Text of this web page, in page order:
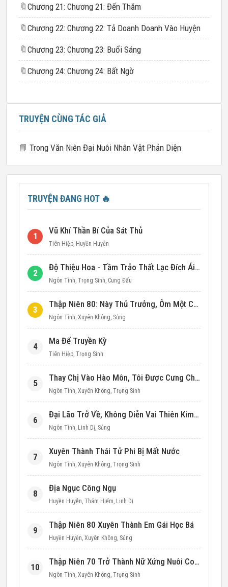
🔖 Chương 21: Chương 21: Đến Thăm
🔖 Chương 22: Chương 22: Tả Doanh Doanh Vào Huyện
🔖 Chương 23: Chương 23: Buổi Sáng
🔖 Chương 24: Chương 24: Bất Ngờ
TRUYỆN CÙNG TÁC GIẢ
📘 Trong Văn Niên Đại Nuôi Nhân Vật Phản Diện
TRUYỆN ĐANG HOT 🔥
1
Vũ Khí Thần Bí Của Sát Thủ
Tiên Hiệp, Huyền Huyễn
2
Độ Thiệu Hoa - Tầm Trảo Thất Lạc Đích Ái Tình
Ngôn Tình, Trọng Sinh, Cung Đấu
3
Thập Niên 80: Này Thủ Trưởng, Ôm Một Cái Đi!
Ngôn Tình, Xuyên Không, Sủng
4
Ma Đế Truyền Kỳ
Tiên Hiệp, Trọng Sinh
5
Thay Chị Vào Hào Môn, Tôi Được Cưng Chiều Hết Mực (Thập Niên 90)
Ngôn Tình, Xuyên Không, Trọng Sinh
6
Đại Lão Trở Về, Không Diễn Vai Thiên Kim Giả Nữa
Ngôn Tình, Linh Dị, Sủng
7
Xuyên Thành Thái Tử Phi Bị Mất Nước
Ngôn Tình, Xuyên Không, Trọng Sinh
8
Địa Ngục Công Ngụ
Huyền Huyễn, Thám Hiểm, Linh Dị
9
Thập Niên 80 Xuyên Thành Em Gái Học Bá
Huyền Huyễn, Xuyên Không, Sủng
10
Thập Niên 70 Trở Thành Nữ Xứng Nuôi Con Làm Giàu
Ngôn Tình, Xuyên Không, Trọng Sinh